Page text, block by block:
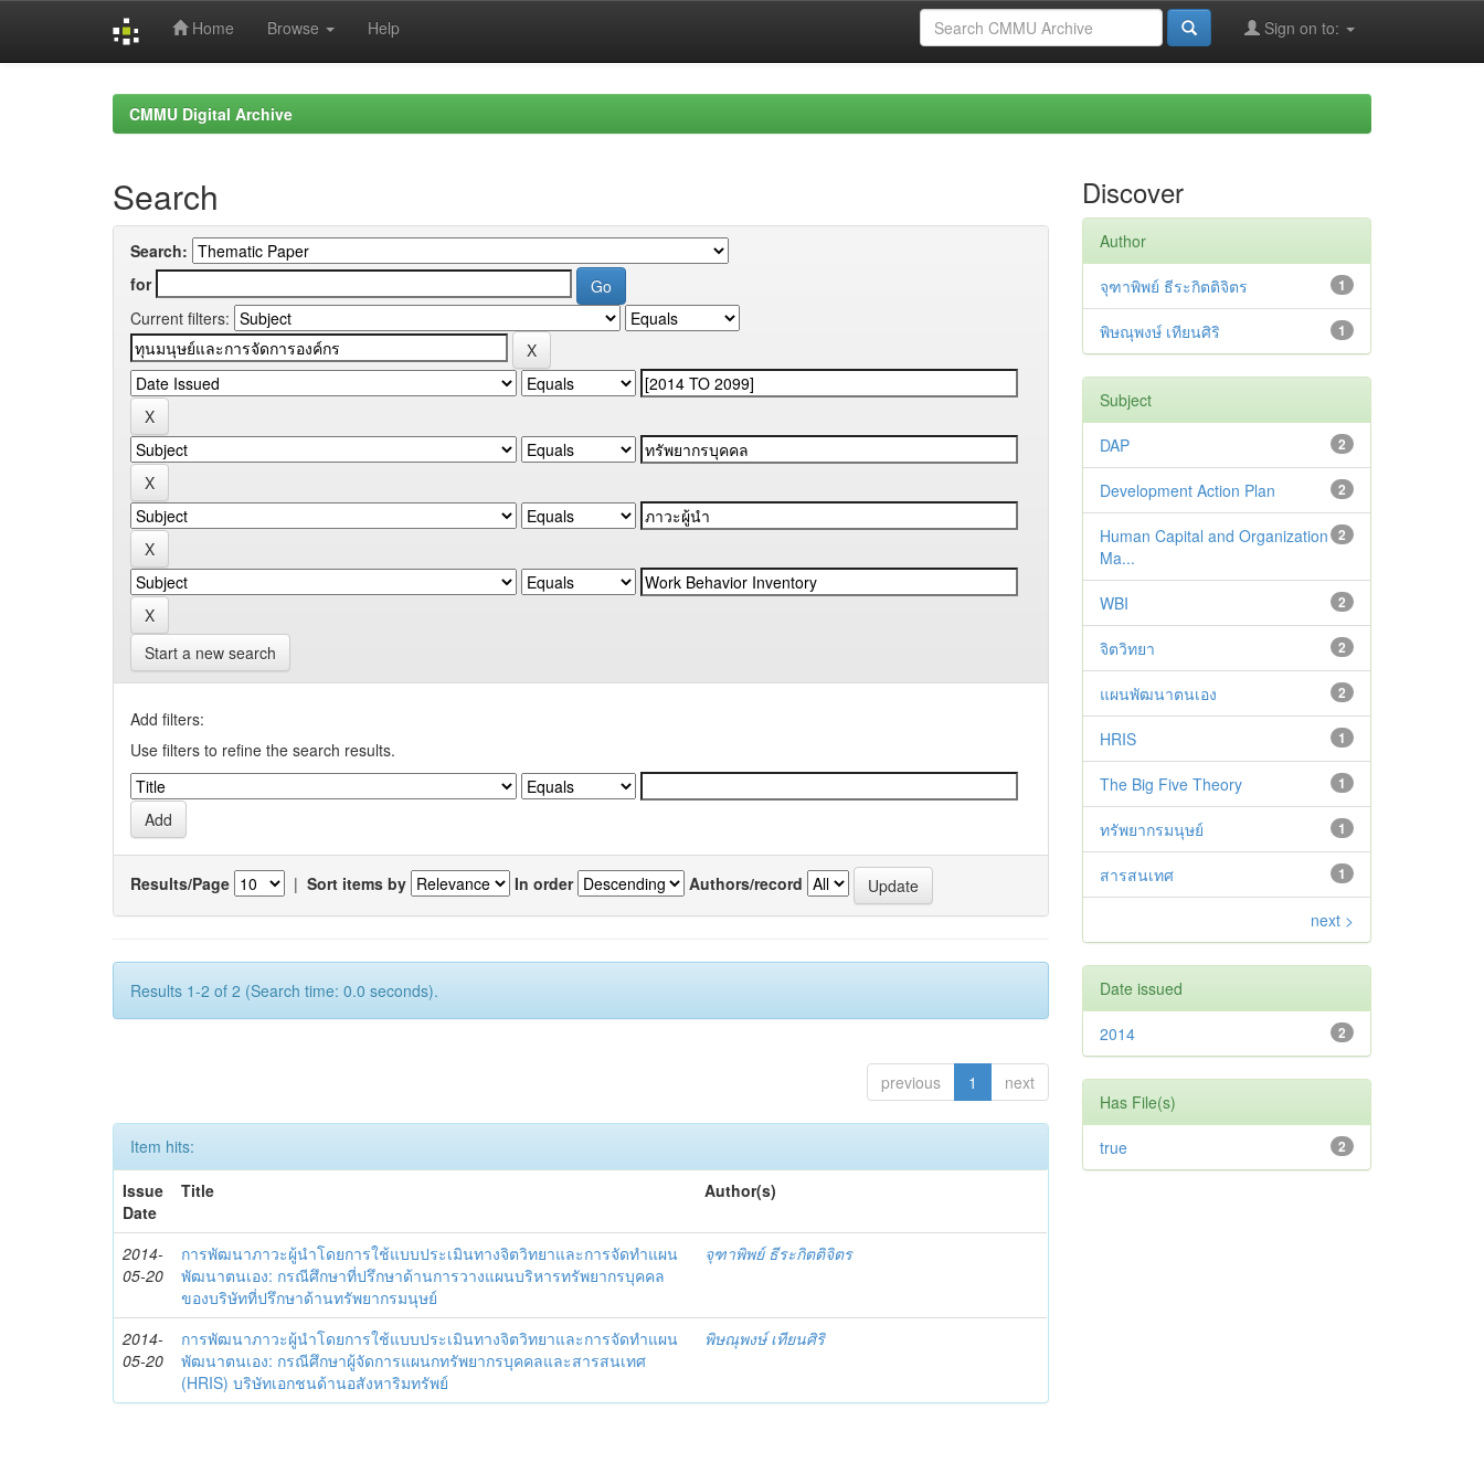
Home Browse Help Sign on to:
CMMU Digital Archive
Search
Search:
for
Current filters:
Start a new search
Add filters:
Use filters to refine the search results.
Results/Page | Sort items by In order Authors/record
Results 1-2 of 2 (Search time: 0.0 seconds).
previous 1 next
Item hits:
Issue
Date
Title Author(s)
2014-
05-20
การพัฒนาภาวะผู้นำโดยการใช้แบบประเมินทางจิตวิทยาและการจัดทำแผน
พัฒนาตนเอง: กรณีศึกษาที่ปรึกษาด้านการวางแผนบริหารทรัพยากรบุคคล
ของบริษัทที่ปรึกษาด้านทรัพยากรมนุษย์
จุฑาพิพย์ ธีระกิตติจิตร
2014-
05-20
การพัฒนาภาวะผู้นำโดยการใช้แบบประเมินทางจิตวิทยาและการจัดทำแผน
พัฒนาตนเอง: กรณีศึกษาผู้จัดการแผนกทรัพยากรบุคคลและสารสนเทศ
(HRIS) บริษัทเอกชนด้านอสังหาริมทรัพย์
พิษณุพงษ์ เทียนศิริ
Discover
Author
1
จุฑาพิพย์ ธีระกิตติจิตร
1
พิษณุพงษ์ เทียนศิริ
Subject
2
DAP
2
Development Action Plan
2
Human Capital and Organization
Ma...
2
WBI
2
จิตวิทยา
2
แผนพัฒนาตนเอง
1
HRIS
1
The Big Five Theory
1
ทรัพยากรมนุษย์
1
สารสนเทศ
next >
Date issued
2
2014
Has File(s)
2
true